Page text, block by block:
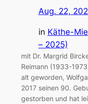
Aug. 22,
in Käthe-
– 2025)
mit Dr. Margrid
Reimann (1933-
alt geworden,
2017 seinen 90.
gestorben und hat